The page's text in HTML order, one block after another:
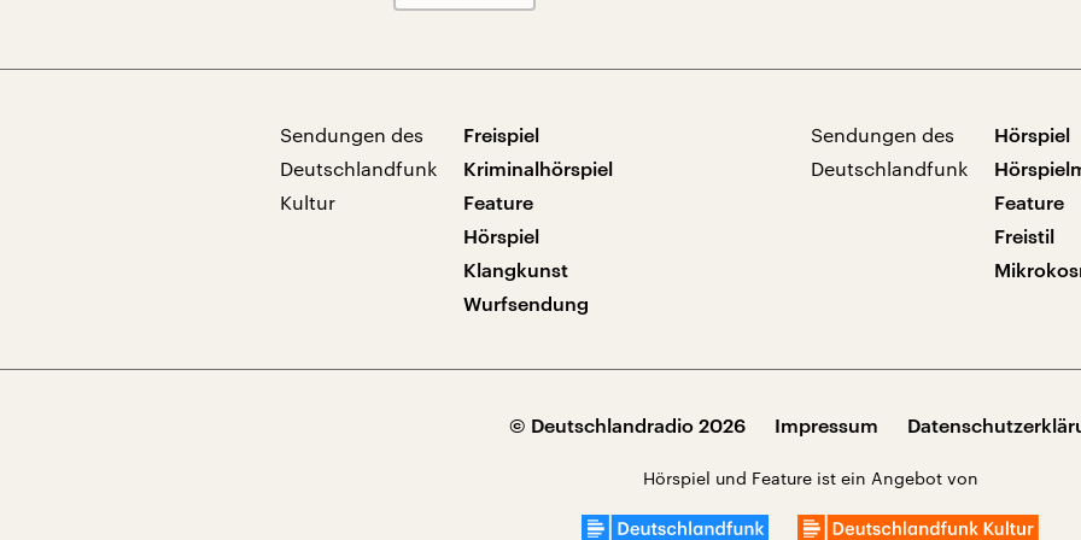
Sendungen des
Deutschlandfunk
Kultur
Freispiel
Kriminalhörspiel
Feature
Hörspiel
Klangkunst
Wurfsendung
Sendungen des
Deutschlandfunk
Hörspiel
Feature
Freistil
© Deutschlandradio 2026 Impressum
Hörspiel und Feature ist ein Angebot von